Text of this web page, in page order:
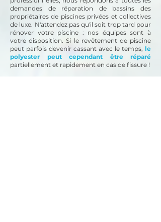
demandes de réparation de bassins des
propriétaires de piscines privées et collectives
de luxe. N'attendez pas qu'il soit trop tard pour
rénover votre piscine : nos équipes sont à
votre disposition.Si le revêtement de piscine
peut parfois devenir cassant avec le temps, le
polyester peut cependant être réparé
partiellement et rapidement en cas de fissure !